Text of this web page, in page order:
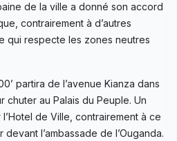
de la ville a donné son accord
contrairement à d’autres
qui respecte les zones neutres
partira de l’avenue Kianza dans
chuter au Palais du Peuple. Un
de Ville, contrairement à ce
l’ambassade de l’Ouganda.